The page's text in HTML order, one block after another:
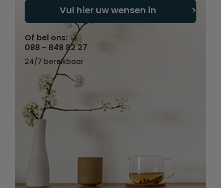
Vul hier uw wensen in
Of bel ons:
088 - 848 82 27
24/7 bereikbaar